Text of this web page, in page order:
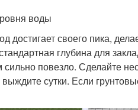
воды
достигает своего пика,
глубина для
повезло. Сделайте
сутки. Если